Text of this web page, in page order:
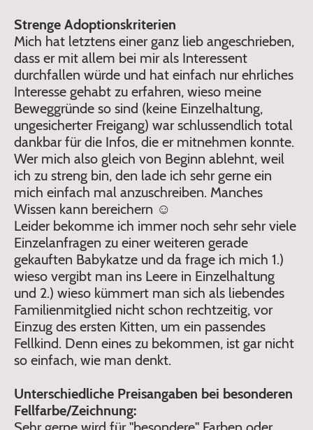
Strenge Adoptionskriterien
Mich hat letztens einer ganz lieb angeschrieben,
dass er mit allem bei mir als Interessent
durchfallen würde und hat einfach nur ehrliches
Interesse gehabt zu erfahren, wieso meine
Beweggründe so sind (keine Einzelhaltung,
ungesicherter Freigang) war schlussendlich total
dankbar für die Infos, die er mitnehmen konnte.
Wer mich also gleich von Beginn ablehnt, weil
ich zu streng bin, den lade ich sehr gerne ein
mich einfach mal anzuschreiben. Manches
Wissen kann bereichern ☺️
Leider bekomme ich immer noch sehr sehr viele
Einzelanfragen zu einer weiteren gerade
gekauften Babykatze und da frage ich mich 1.)
wieso vergibt man ins Leere in Einzelhaltung
und 2.) wieso kümmert man sich als liebendes
Familienmitglied nicht schon rechtzeitig, vor
Einzug des ersten Kitten, um ein passendes
Fellkind. Denn eines zu bekommen, ist gar nicht
so einfach, wie man denkt.
Unterschiedliche Preisangaben bei besonderen
Fellfarbe/Zeichnung: